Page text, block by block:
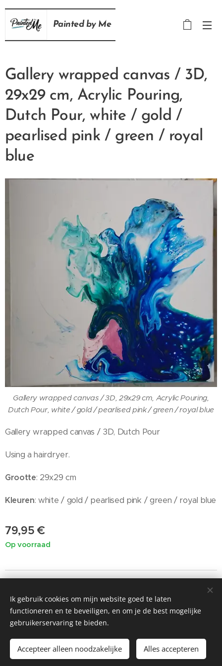
Painted byMe
Gallery wrapped canvas / 3D,
29x29 cm, Acrylic Pouring,
Dutch Pour, white / gold /
pearlised pink / green / royal
blue
Gallery wrapped canvas / 3D, 29x29 cm, Acrylic Pouring,
Dutch Pour, white / gold / pearlised pink / green / royal blue
Gallery wrapped canvas / 3D, Dutch Pour
Using a hairdryer.
Grootte: 29x29 cm
Kleuren: white / gold / pearlised pink / green / royal blue
79,95 €
Op voorraad
©2019 Painted by Me / Heart 4 Art, alle rechten voorbehouden
voor de kunst
Ik gebruik cookies om mijn website goed te laten
functioneren en te beveiligen, en om je de best mogelijke
gebruikerservaring te bieden.
Accepteer alleen noodzakelijke Alles accepteren